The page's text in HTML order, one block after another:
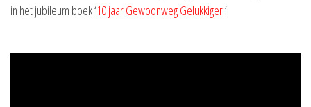
in het jubileum boek ‘10 jaar Gewoonweg Gelukkiger.‘